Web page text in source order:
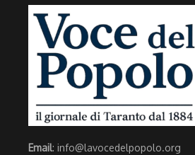
Email: info@lavocedelpopolo.org